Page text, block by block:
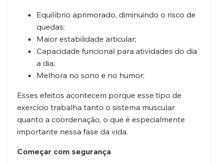
Equilíbrio aprimorado, diminuindo o risco de
quedas;
Maior estabilidade articular;
Capacidade funcional para atividades do dia
a dia;
Melhora no sono e no humor;
Esses efeitos acontecem porque esse tipo de
exercício trabalha tanto o sistema muscular
quanto a coordenação, o que é especialmente
importante nessa fase da vida.
Começar com segurança